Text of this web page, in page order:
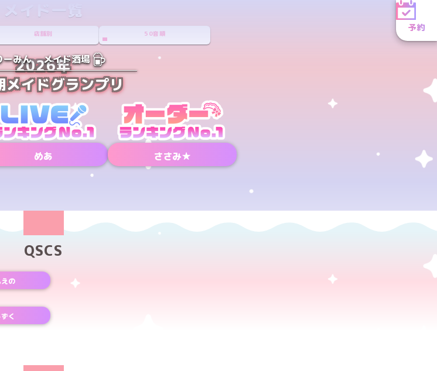
予約
ーみん メイド酒場
メイド一覧
店舗別 50音順
2026年
メイドグランプリ
めあ
ささみ★
QSCS
の
く